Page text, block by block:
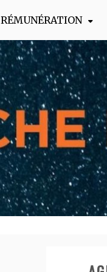
RÉMUNÉRATION